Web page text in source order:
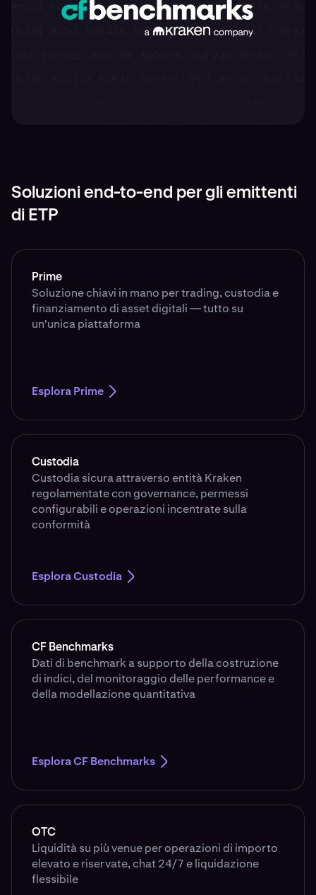
Soluzioni end-to-end per gli emittenti
di ETP
Prime
Soluzione chiavi in mano per trading, custodia e
finanziamento di asset digitali — tutto su
un'unica piattaforma
Esplora Prime
Custodia
Custodia sicura attraverso entità Kraken
regolamentate con governance, permessi
configurabili e operazioni incentrate sulla
conformità
Esplora Custodia
CF Benchmarks
Dati di benchmark a supporto della costruzione
di indici, del monitoraggio delle performance e
della modellazione quantitativa
Esplora CF Benchmarks
OTC
Liquidità su più venue per operazioni di importo
elevato e riservate, chat 24/7 e liquidazione
flessibile